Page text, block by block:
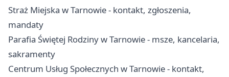
Straż Miejska w Tarnowie - kontakt, zgłoszenia,
mandaty
Parafia Świętej Rodziny w Tarnowie - msze, kancelaria,
sakramenty
Centrum Usług Społecznych w Tarnowie - kontakt,